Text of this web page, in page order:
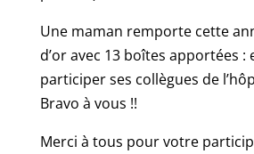
Une maman remporte cette
d’or avec 13 boîtes apportées :
participer ses collègues de
Bravo à vous !!
Merci à tous pour votre